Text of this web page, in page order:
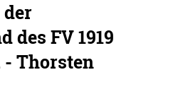
des FV 1919
- Thorsten